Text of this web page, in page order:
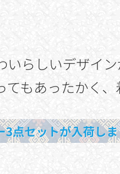
いらしいデザイ
てもあったかく
3点セットが入荷し